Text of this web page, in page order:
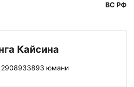
ВС РФ
Кайсина
юмани